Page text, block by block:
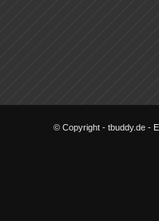
© Copyright - tbuddy.de -